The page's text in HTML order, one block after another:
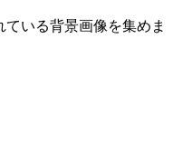
いる背景画像を集めま